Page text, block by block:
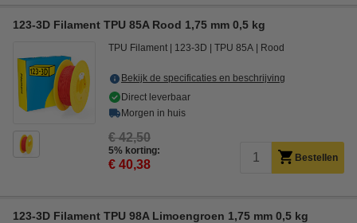
123-3D Filament TPU 85A Rood 1,75 mm 0,5 kg
TPU Filament 123-3D TPU 85A Rood
Bekijk de specificaties en beschrijving
Direct leverbaar
Morgen in huis
€ 42,50
5% korting:
€ 40,38 Bestellen
123-3D Filament TPU 98A Limoengroen 1,75 mm 0,5 kg